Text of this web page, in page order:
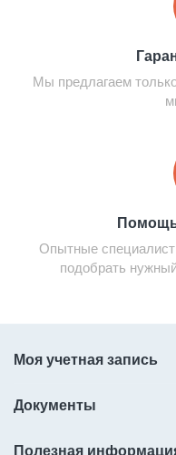
Мы предлагаем
Опытные
подобрать
Моя учетная запись
Документы
Полезная